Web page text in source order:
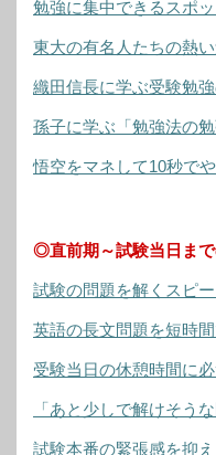
勉強に集中できるスポッ
東大の有名人たちの熱
織田信長に学ぶ受験勉
孫子に学ぶ「勉強法の
悟空をマネして10秒で
◎直前期～試験当日ま
試験の問題を解くスピ
英語の長文問題を短時
受験当日の休憩時間に
「あと少しで解けそう
試験本番の緊張感を抑